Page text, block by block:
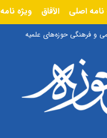
نامه اصلی الآفاق ویژه نامه
و فرهنگی حوزه‌های علمیه